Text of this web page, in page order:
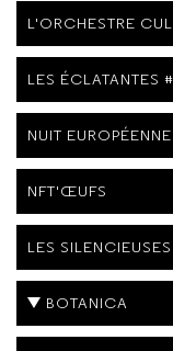
L'ORCHESTRE
LES ÉCLATANTES
NUIT
NFT'ŒUFS
LES SILENCIEUSES
BOTANICA